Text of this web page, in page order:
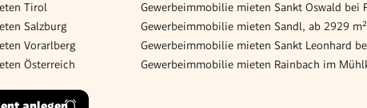
Tirol
Salzburg
Vorarlberg
Österreich
Gewerbeimmobilie mieten Sandl, ab 2929 m²